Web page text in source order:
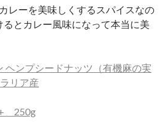
レーを美味しくするスパイスなの
とカレー風味になって本当に美
ヘンプシードナッツ（有機麻の実
リア産
250g